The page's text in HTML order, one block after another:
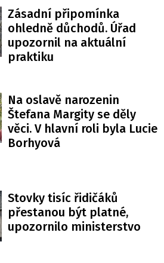
Zásadní připomínka
ohledně důchodů. Úřad
upozornil na aktuální
praktiku
Na oslavě narozenin
Štefana Margity se děly
věci. V hlavní roli byla Lucie
Borhyová
Stovky tisíc řidičáků
přestanou být platné,
upozornilo ministerstvo